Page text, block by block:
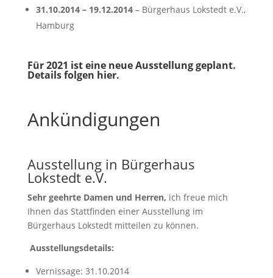
31.10.2014 – 19.12.2014– Bürgerhaus Lokstedt e.V.,
Hamburg
Für 2021 ist eine neue Ausstellung geplant.
Details folgen hier.
Ankündigungen
Ausstellung in Bürgerhaus
Lokstedt e.V.
Sehr geehrte Damen und Herren, ich freue mich
Ihnen das Stattfinden einer Ausstellung im
Bürgerhaus Lokstedt mitteilen zu können.
Ausstellungsdetails:
Vernissage: 31.10.2014